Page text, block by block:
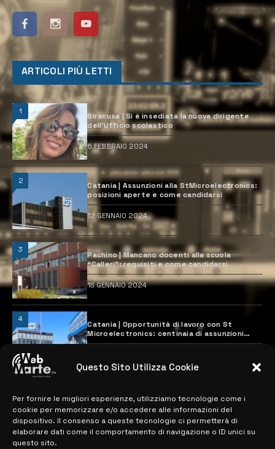
Questo Sito Utilizza Cookie
Per fornire le migliori esperienze, utilizziamo tecnologie come i
cookie per memorizzare e/o accedere alle informazioni del
dispositivo. Il consenso a queste tecnologie ci permetterà di
elaborare dati come il comportamento di navigazione o ID unici su
questo sito.
ARTICOLI PIÙ LETTI
1
Siracusa | Si è insediata la nuova dirigente
dell’Ufficio scolastico
6 FEBBRAIO 2024
2
Catania | Assunzioni alla StMicroelectronics:
posizioni aperte e come candidarsi
12 GENNAIO 2024
3
Pachino | Mancano docenti alla scuola
“Calleri”: requisiti e come candidarsi
18 GENNAIO 2024
4
Catania | Opportunità di lavoro con St
Microelectronics: centinaia di assunzioni
previste
MAPPA DEL SITO
> NOTIZIE